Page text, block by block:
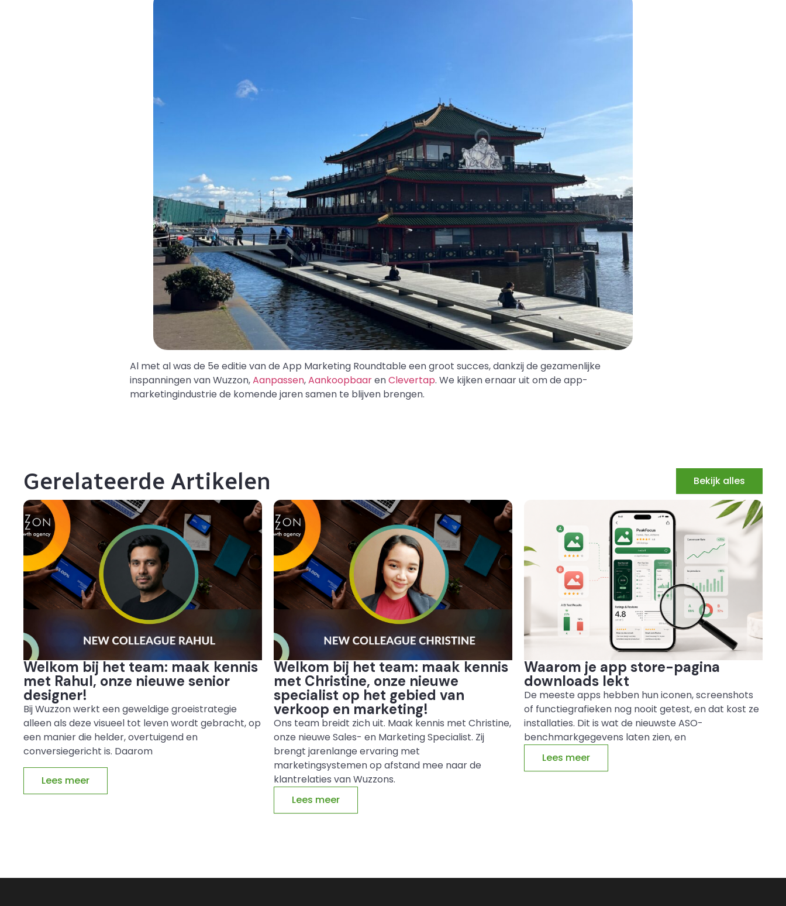
Al met al was de 5e editie van de App Marketing Roundtable een groot succes, dankzij de gezamenlijke
inspanningen van Wuzzon,Aanpassen,AankoopbaarenClevertap. We kijken ernaar uit om de app-
marketingindustrie de komende jaren samen te blijven brengen.
Gerelateerde Artikelen Bekijk alles
Welkom bij het team: maak kennis
met Rahul, onze nieuwe senior
designer!
Bij Wuzzon werkt een geweldige groeistrategie
alleen als deze visueel tot leven wordt gebracht, op
een manier die helder, overtuigend en
conversiegericht is. Daarom
Lees meer
Welkom bij het team: maak kennis
met Christine, onze nieuwe
specialist op het gebied van
verkoop en marketing!
Ons team breidt zich uit. Maak kennis met Christine,
onze nieuwe Sales- en Marketing Specialist. Zij
brengt jarenlange ervaring met
marketingsystemen op afstand mee naar de
klantrelaties van Wuzzons.
Lees meer
Waarom je app store-pagina
downloads lekt
De meeste apps hebben hun iconen, screenshots
of functiegrafieken nog nooit getest, en dat kost ze
installaties. Dit is wat de nieuwste ASO-
benchmarkgegevens laten zien, en
Lees meer